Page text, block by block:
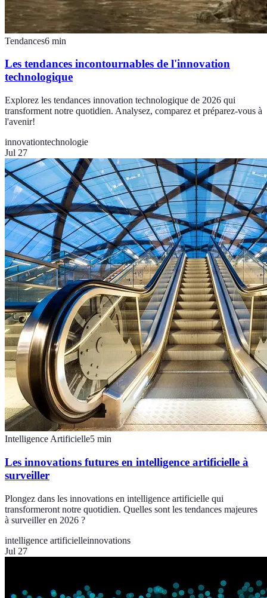
Tendances6 min
Les tendances incontournables de l'innovation
technologique
Explorez les tendances innovation technologique de 2026 qui
transforment notre quotidien. Analysez, comparez et préparez-vous à
l'avenir!
innovationtechnologie
Jul 27
Intelligence Artificielle5 min
Les innovations futures en intelligence artificielle à
surveiller
Plongez dans les innovations en intelligence artificielle qui
transformeront notre quotidien. Quelles sont les tendances majeures
à surveiller en 2026 ?
intelligence artificielleinnovations
Jul 27